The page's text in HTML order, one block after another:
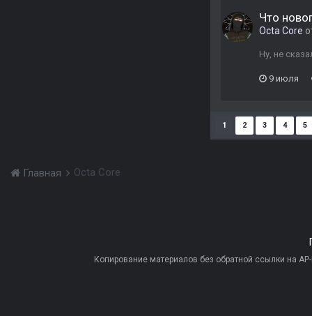
Что
Octa Core
Ну, не
9 июля
1 2 3 4 5
Главная Octa Core
Копирование материалов без обратной ссылки на